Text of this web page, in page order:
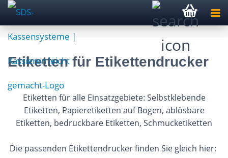
Etiketten für Etikettendrucker
Etiketten für alle Einsatzgebiete: Selbstklebende
Etiketten, Papieretiketten auf Bogen, ablösbare
Etiketten, bedruckbare Etiketten, Schmucketiketten
Die passenden Etikettendrucker finden Sie gleich hier: